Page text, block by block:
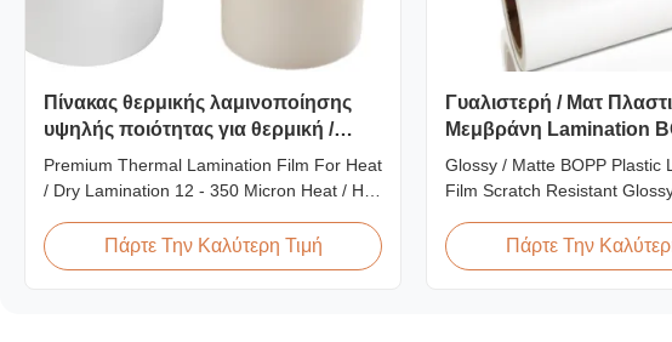
Πίνακας θερμικής λαμινοποίησης
υψηλής ποιότητας για θερμική /
ξηρή λαμινοποίηση 12 - 350 μm
Premium Thermal Lamination Film For Heat
/ Dry Lamination 12 - 350 Micron Heat / Hot
Roll Thermal Lamination Film BOPP
Thermal Lamination Film Technical
Πάρτε Την Καλύτερη Τιμή
Γυαλιστερή / Ματ
Μεμβράνη Lamination
Ανθεκτική στις
Glossy / Matte BOPP Plastic
Film Scratch Resistant
Resistant Film Product
Scratch Resistant Film
Πάρτε Την